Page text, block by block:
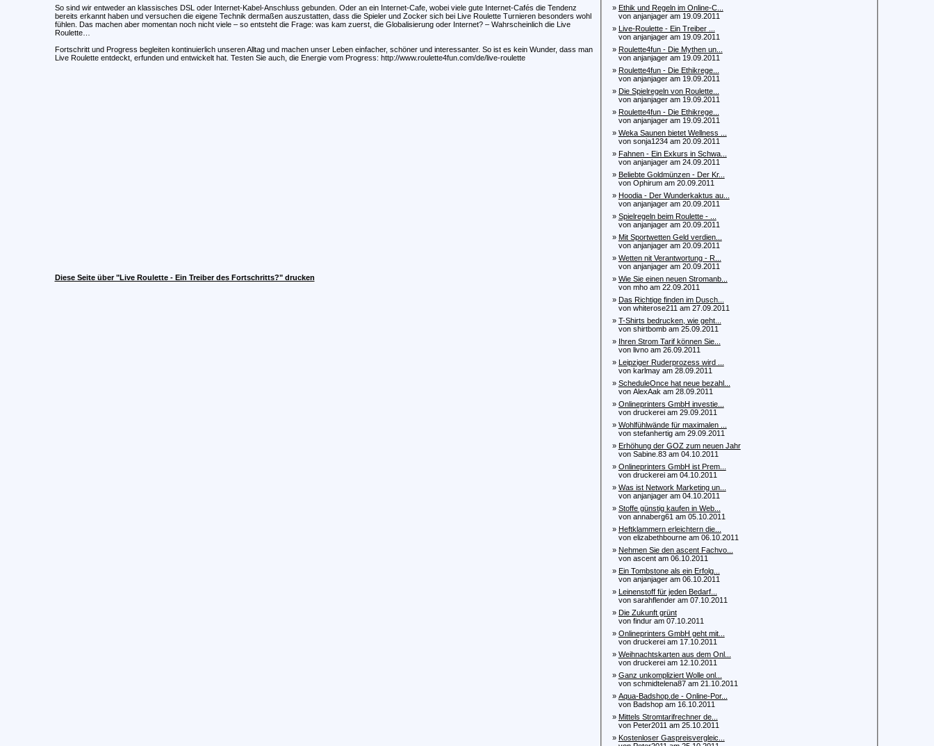
So sind wir entweder an klassisches DSL oder Internet-Kabel-Anschluss gebunden. Oder an ein Internet-Cafe, wobei viele gute Internet-Cafés die Tendenz
bereits erkannt haben und versuchen die eigene Technik dermaßen auszustatten, dass die Spieler und Zocker sich bei Live Roulette Turnieren besonders wohl
fühlen. Das machen aber momentan noch nicht viele – so entsteht die Frage: was kam zuerst, die Globalisierung oder Internet? – Wahrscheinlich die Live
Roulette…
Fortschritt und Progress begleiten kontinuierlich unseren Alltag und machen unser Leben einfacher, schöner und interessanter. So ist es kein Wunder, dass man
Live Roulette entdeckt, erfunden und entwickelt hat. Testen Sie auch, die Energie vom Progress: http://www.roulette4fun.com/de/live-roulette
Diese Seite über "Live Roulette - Ein Treiber des Fortschritts?" drucken
» Ethik und Regeln im Online-C...
von anjanjager am 19.09.2011
» Live-Roulette - Ein Treiber ...
von anjanjager am 19.09.2011
» Roulette4fun - Die Mythen un...
von anjanjager am 19.09.2011
» Roulette4fun - Die Ethikrege...
von anjanjager am 19.09.2011
» Die Spielregeln von Roulette...
von anjanjager am 19.09.2011
» Roulette4fun - Die Ethikrege...
von anjanjager am 19.09.2011
» Weka Saunen bietet Wellness ...
von sonja1234 am 20.09.2011
» Fahnen - Ein Exkurs in Schwa...
von anjanjager am 24.09.2011
» Beliebte Goldmünzen - Der Kr...
von Ophirum am 20.09.2011
» Hoodia - Der Wunderkaktus au...
von anjanjager am 20.09.2011
» Spielregeln beim Roulette - ...
von anjanjager am 20.09.2011
» Mit Sportwetten Geld verdien...
von anjanjager am 20.09.2011
» Wetten nit Verantwortung - R...
von anjanjager am 20.09.2011
» Wie Sie einen neuen Stromanb...
von mho am 22.09.2011
» Das Richtige finden im Dusch...
von whiterose211 am 27.09.2011
» T-Shirts bedrucken, wie geht...
von shirtbomb am 25.09.2011
» Ihren Strom Tarif können Sie...
von livno am 26.09.2011
» Leipziger Ruderprozess wird ...
von karlmay am 28.09.2011
» ScheduleOnce hat neue bezahl...
von AlexAak am 28.09.2011
» Onlineprinters GmbH investie...
von druckerei am 29.09.2011
» Wohlfühlwände für maximalen ...
von stefanhertig am 29.09.2011
» Erhöhung der GOZ zum neuen Jahr
von Sabine.83 am 04.10.2011
» Onlineprinters GmbH ist Prem...
von druckerei am 04.10.2011
» Was ist Network Marketing un...
von anjanjager am 04.10.2011
» Stoffe günstig kaufen in Web...
von annaberg61 am 05.10.2011
» Heftklammern erleichtern die...
von elizabethbourne am 06.10.2011
» Nehmen Sie den ascent Fachvo...
von ascent am 06.10.2011
» Ein Tombstone als ein Erfolg...
von anjanjager am 06.10.2011
» Leinenstoff für jeden Bedarf...
von sarahflender am 07.10.2011
» Die Zukunft grünt
von findur am 07.10.2011
» Onlineprinters GmbH geht mit...
von druckerei am 17.10.2011
» Weihnachtskarten aus dem Onl...
von druckerei am 12.10.2011
» Ganz unkompliziert Wolle onl...
von schmidtelena87 am 21.10.2011
» Aqua-Badshop.de - Online-Por...
von Badshop am 16.10.2011
» Mittels Stromtarifrechner de...
von Peter2011 am 25.10.2011
» Kostenloser Gaspreisvergleic...